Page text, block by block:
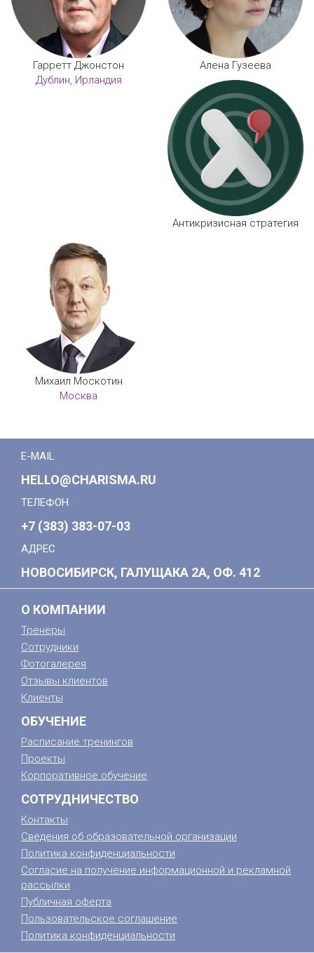
Гарретт Джонстон
Дублин, Ирландия
Алена Гузеева
Антикризисная стратегия
Михаил Москотин
Москва
E-MAIL
HELLO@CHARISMA.RU
ТЕЛЕФОН
+7 (383) 383-07-03
АДРЕС
НОВОСИБИРСК, ГАЛУЩАКА 2А, ОФ. 412
О КОМПАНИИ
Тренеры
Сотрудники
Фотогалерея
Отзывы клиентов
Клиенты
ОБУЧЕНИЕ
Расписание тренингов
Проекты
Корпоративное обучение
СОТРУДНИЧЕСТВО
Контакты
Сведения об образовательной организации
Политика конфиденциальности
Согласие на получение информационной и рекламной
рассылки
Публичная оферта
Пользовательское соглашение
Политика конфиденциальности